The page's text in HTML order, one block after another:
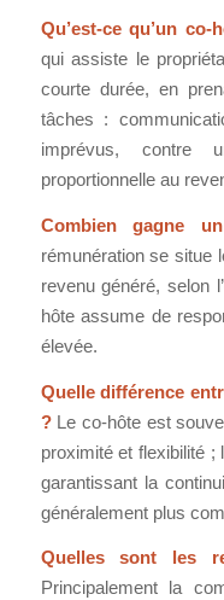
Qu’est-ce qu’un
qui assiste le
courte durée, en
tâches :
imprévus, contre
proportionnelle au
Combien gagne
rémunération se situe
revenu généré, selon
hôte assume de
élevée.
Quelle différence
?Le co-hôte est
proximité et flexibilité ;
garantissant la
généralement plus
Quelles sont les
Principalement la